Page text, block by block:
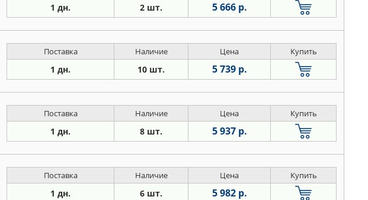
1 дн. 2 шт. 5 666 р.
Поставка Наличие Цена Купить
1 дн. 10 шт. 5 739 р.
Поставка Наличие Цена Купить
1 дн. 8 шт. 5 937 р.
Поставка Наличие Цена Купить
1 дн. 6 шт. 5 982 р.